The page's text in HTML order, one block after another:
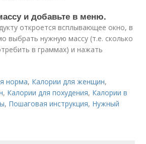
и добавьте в меню.
откроется всплывающее окно, в
выбрать нужную массу (т.е. сколько
в граммах) и нажать
норма, Калории для женщин,
, Калории для похудения, Калории в
, Пошаговая инструкция, Нужный